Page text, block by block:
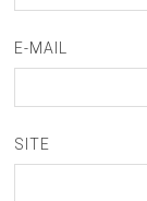
E-MAIL
SITE